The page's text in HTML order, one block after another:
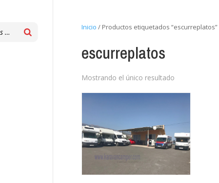
Inicio / Productos etiquetados “escurreplatos”
escurreplatos
Mostrando el único resultado